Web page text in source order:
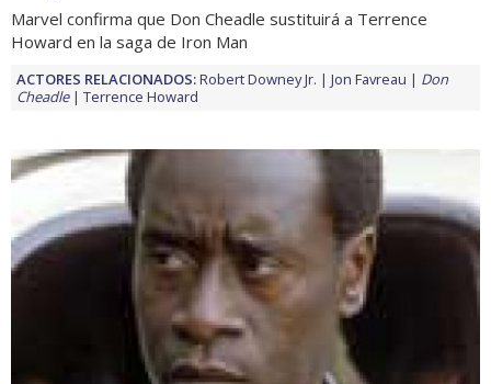
Marvel confirma que Don Cheadle sustituirá a Terrence
Howard en la saga de Iron Man
ACTORES RELACIONADOS:Robert Downey Jr. Jon Favreau
Don
Cheadle
Terrence Howard